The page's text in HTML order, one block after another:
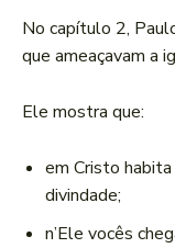
No capítulo 2,
que ameaçavam a
Ele mostra que:
em Cristo
divindade;
n’Ele vocês